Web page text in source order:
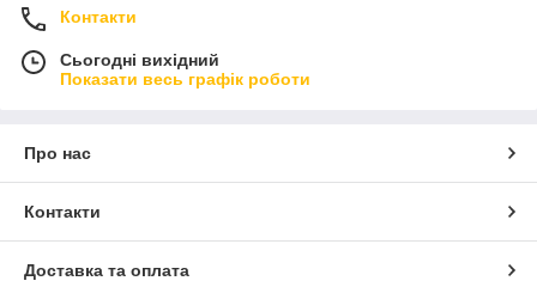
Контакти
Сьогодні вихідний
Показати весь графік роботи
Про нас
Контакти
Доставка та оплата